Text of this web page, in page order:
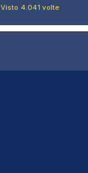
Visto 4.041 volte